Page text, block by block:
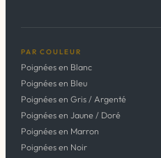
PAR COULEUR
Poignées en Blanc
Poignées en Bleu
Poignées en Gris / Argenté
Poignées en Jaune / Doré
Poignées en Marron
Poignées en Noir